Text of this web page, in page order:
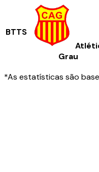
BTTS
Grau
*As estatísticas são